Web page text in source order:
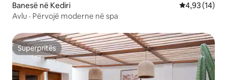
Banesë në Kediri Vlerësimi
4,93 (14)
Avlu · Përvojë moderne në spa
Superpritës
Superpritës